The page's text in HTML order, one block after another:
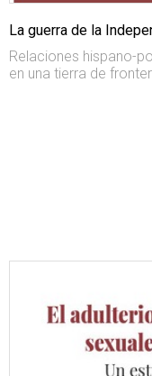
La guerra de la
Relaciones hispano-
en una tierra de